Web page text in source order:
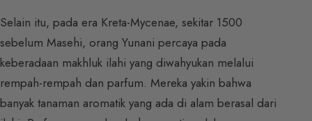
Selain itu, pada era Kreta-Mycenae, sekitar 1500
sebelum Masehi, orang Yunani percaya pada
keberadaan makhluk ilahi yang diwahyukan melalui
rempah-rempah dan parfum. Mereka yakin bahwa
banyak tanaman aromatik yang ada di alam berasal dari